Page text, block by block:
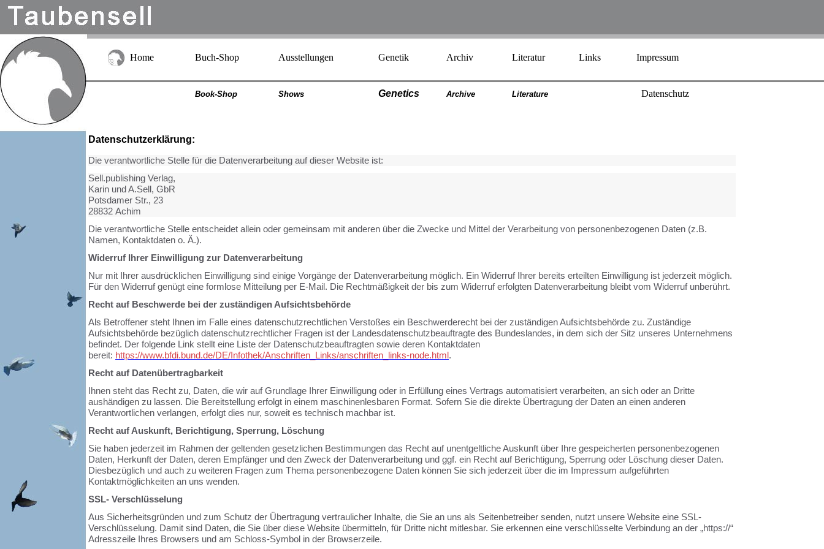
Home Buch-Shop Ausstellungen Genetik Archiv Literatur Links Impressum
Book-Shop Shows Genetics Archive Literature Datenschutz
Datenschutzerklärung:
Die verantwortliche Stelle für die Datenverarbeitung auf dieser Website ist:
Sell.publishing Verlag,
Karin und A.Sell, GbR
Potsdamer Str., 23
28832 Achim
Die verantwortliche Stelle entscheidet allein oder gemeinsam mit anderen über die Zwecke und Mittel der Verarbeitung von personenbezogenen Daten (z.B.
Namen, Kontaktdaten o. Ä.).
Widerruf Ihrer Einwilligung zur Datenverarbeitung
Nur mit Ihrer ausdrücklichen Einwilligung sind einige Vorgänge der Datenverarbeitung möglich. Ein Widerruf Ihrer bereits erteilten Einwilligung ist jederzeit möglich.
Für den Widerruf genügt eine formlose Mitteilung per E-Mail. Die Rechtmäßigkeit der bis zum Widerruf erfolgten Datenverarbeitung bleibt vom Widerruf unberührt.
Recht auf Beschwerde bei der zuständigen Aufsichtsbehörde
Als Betroffener steht Ihnen im Falle eines datenschutzrechtlichen Verstoßes ein Beschwerderecht bei der zuständigen Aufsichtsbehörde zu. Zuständige
Aufsichtsbehörde bezüglich datenschutzrechtlicher Fragen ist der Landesdatenschutzbeauftragte des Bundeslandes, in dem sich der Sitz unseres Unternehmens
befindet. Der folgende Link stellt eine Liste der Datenschutzbeauftragten sowie deren Kontaktdaten
bereit: https://www.bfdi.bund.de/DE/Infothek/Anschriften_Links/anschriften_links-node.html.
Recht auf Datenübertragbarkeit
Ihnen steht das Recht zu, Daten, die wir auf Grundlage Ihrer Einwilligung oder in Erfüllung eines Vertrags automatisiert verarbeiten, an sich oder an Dritte
aushändigen zu lassen. Die Bereitstellung erfolgt in einem maschinenlesbaren Format. Sofern Sie die direkte Übertragung der Daten an einen anderen
Verantwortlichen verlangen, erfolgt dies nur, soweit es technisch machbar ist.
Recht auf Auskunft, Berichtigung, Sperrung, Löschung
Sie haben jederzeit im Rahmen der geltenden gesetzlichen Bestimmungen das Recht auf unentgeltliche Auskunft über Ihre gespeicherten personenbezogenen
Daten, Herkunft der Daten, deren Empfänger und den Zweck der Datenverarbeitung und ggf. ein Recht auf Berichtigung, Sperrung oder Löschung dieser Daten.
Diesbezüglich und auch zu weiteren Fragen zum Thema personenbezogene Daten können Sie sich jederzeit über die im Impressum aufgeführten
Kontaktmöglichkeiten an uns wenden.
SSL- Verschlüsselung
Aus Sicherheitsgründen und zum Schutz der Übertragung vertraulicher Inhalte, die Sie an uns als Seitenbetreiber senden, nutzt unsere Website eine SSL-
Verschlüsselung. Damit sind Daten, die Sie über diese Website übermitteln, für Dritte nicht mitlesbar. Sie erkennen eine verschlüsselte Verbindung an der „https://“
Adresszeile Ihres Browsers und am Schloss-Symbol in der Browserzeile.